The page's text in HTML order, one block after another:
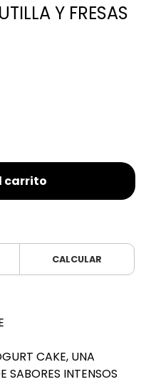
Y FRESAS
carrito
CALCULAR
CAKE, UNA
SABORES INTENSOS